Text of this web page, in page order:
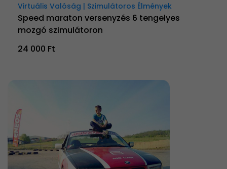
Virtuális Valóság | Szimulátoros Élmények
Speed maraton versenyzés 6 tengelyes
mozgó szimulátoron
24 000 Ft